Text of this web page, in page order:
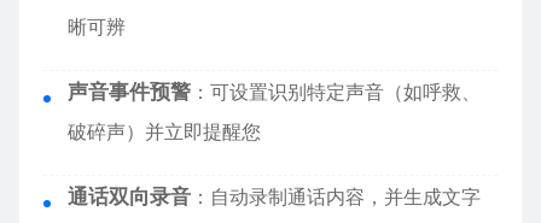
晰可辨
声音事件预警 ：可设置识别特定声音（如呼救、
破碎声）并立即提醒您
通话双向录音 ：自动录制通话内容，并生成文字